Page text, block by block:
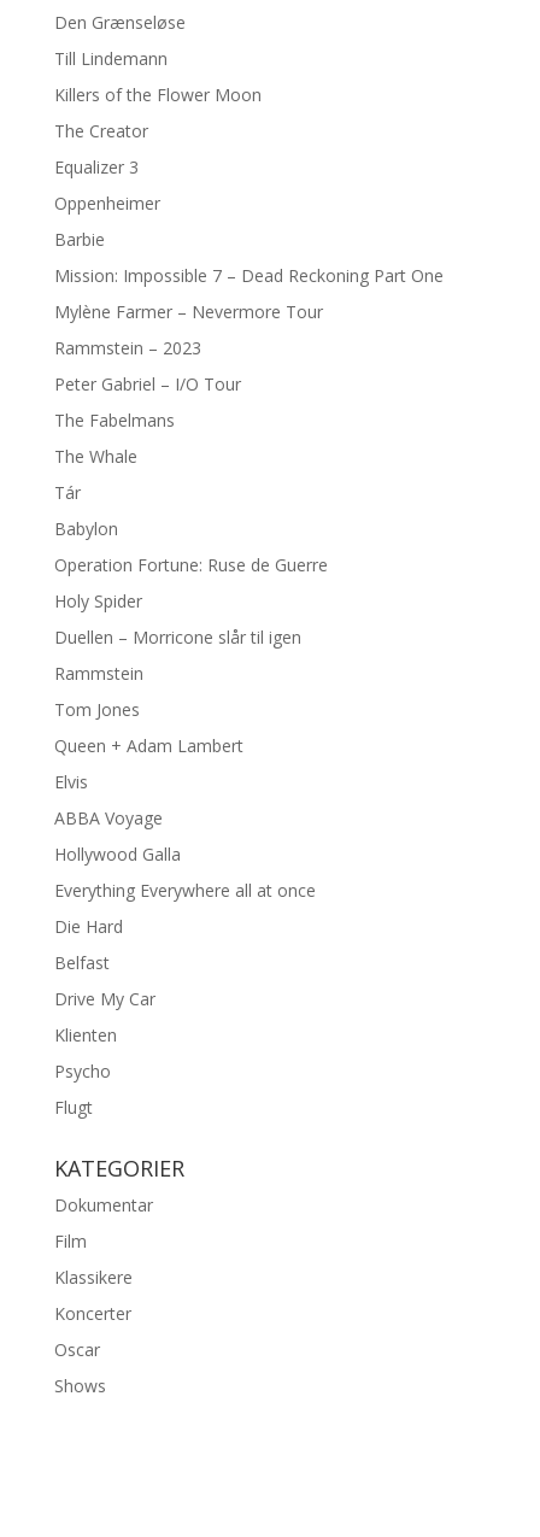
Den Grænseløse
Till Lindemann
Killers of the Flower Moon
The Creator
Equalizer 3
Oppenheimer
Barbie
Mission: Impossible 7 – Dead Reckoning Part One
Mylène Farmer – Nevermore Tour
Rammstein – 2023
Peter Gabriel – I/O Tour
The Fabelmans
The Whale
Tár
Babylon
Operation Fortune: Ruse de Guerre
Holy Spider
Duellen – Morricone slår til igen
Rammstein
Tom Jones
Queen + Adam Lambert
Elvis
ABBA Voyage
Hollywood Galla
Everything Everywhere all at once
Die Hard
Belfast
Drive My Car
Klienten
Psycho
Flugt
KATEGORIER
Dokumentar
Film
Klassikere
Koncerter
Oscar
Shows